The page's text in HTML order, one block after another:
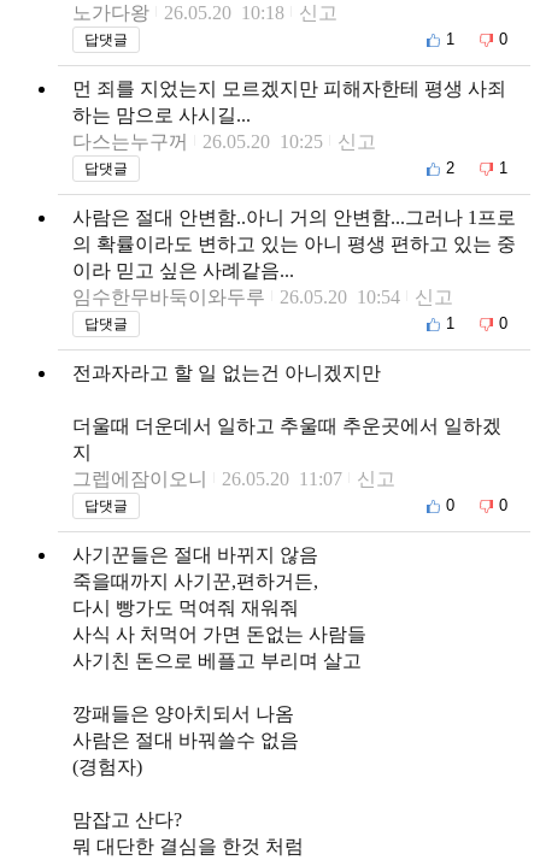
노가다왕
26.05.20 10:18 신고
답댓글 1 0
먼 죄를 지었는지 모르겠지만 피해자한테 평생 사죄
하는 맘으로 사시길...
다스는누구꺼
26.05.20 10:25 신고
답댓글 2 1
사람은 절대 안변함..아니 거의 안변함...그러나 1프로
의 확률이라도 변하고 있는 아니 평생 편하고 있는 중
이라 믿고 싶은 사례같음...
임수한무바둑이와두루
26.05.20 10:54 신고
답댓글 1 0
전과자라고 할 일 없는건 아니겠지만
더울때 더운데서 일하고 추울때 추운곳에서 일하겠
지
그렙에잠이오니
26.05.20 11:07 신고
답댓글 0 0
사기꾼들은 절대 바뀌지 않음
죽을때까지 사기꾼,편하거든,
다시 빵가도 먹여줘 재워줘
사식 사 처먹어 가면 돈없는 사람들
사기친 돈으로 베플고 부리며 살고
깡패들은 양아치되서 나옴
사람은 절대 바꿔쓸수 없음
(경험자)
맘잡고 산다?
뭐 대단한 결심을 한것 처럼